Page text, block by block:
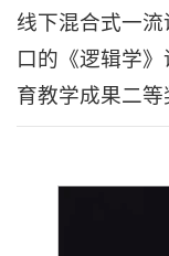
线下混合式一
口的《逻辑学
育教学成果二等